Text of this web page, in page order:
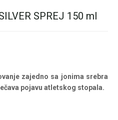
SPREJ 150 ml
zajedno sa jonima srebra
pojavu atletskog stopala.